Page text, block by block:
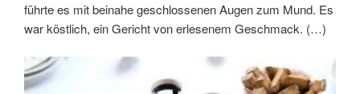
führte es mit beinahe geschlossenen Augen zum Mund. Es
war köstlich, ein Gericht von erlesenem Geschmack. (…)